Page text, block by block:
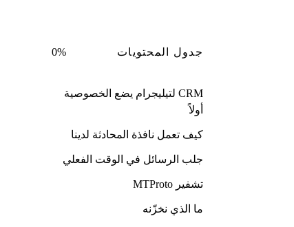
جدول المحتويات 0%
CRM لتيليجرام يضع الخصوصية
أولاً
كيف تعمل نافذة المحادثة لدينا
جلب الرسائل في الوقت الفعلي
تشفير MTProto
ما الذي نخزّنه